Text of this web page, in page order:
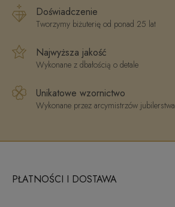
Doświadczenie
Tworzymy biżuterię od ponad 25 lat
Najwyższa jakość
Wykonane z dbałością o detale
Unikatowe wzornictwo
Wykonane przez arcymistrzów jubilerstwa
PŁATNOŚCI I DOSTAWA